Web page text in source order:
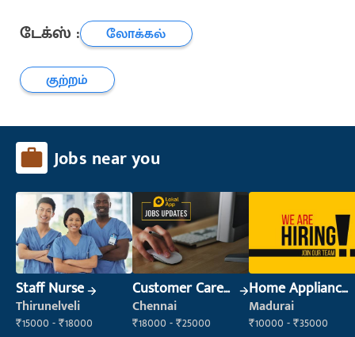
டேக்ஸ் :
லோக்கல்
குற்றம்
Jobs near you
Staff Nurse
Thirunelveli
₹15000 - ₹18000
Customer Care
Executive
Chennai
₹18000 - ₹25000
Home Appliance
/ Service
Technician
Madurai
₹10000 - ₹35000